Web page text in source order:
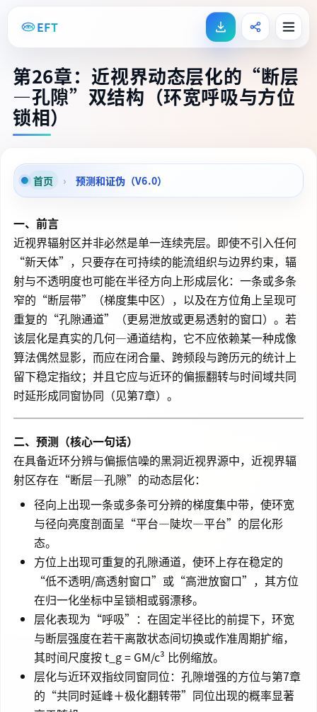
EFT
第26章：近视界动态层化的“断层
—孔隙”双结构（环宽呼吸与方位
锁相）
首页 › 预测和证伪（V6.0）
一、前言
近视界辐射区并非必然是单一连续壳层。即使不引入任何
“新天体”，只要存在可持续的能流组织与边界约束，辐
射与不透明度也可能在半径方向上形成层化：一条或多条
窄的“断层带”（梯度集中区），以及在方位角上呈现可
重复的“孔隙通道”（更易泄放或更易透射的窗口）。若
该层化是真实的几何—通道结构，它不应依赖某一种成像
算法偶然显影，而应在闭合量、跨频段与跨历元的统计上
留下稳定指纹；并且它应与近环的偏振翻转与时间域共同
时延形成同窗协同（见第7章）。
二、预测（核心一句话）
在具备近环分辨与偏振信噪的黑洞近视界源中，近视界辐
射区存在“断层—孔隙”的动态层化：
径向上出现一条或多条可分辨的梯度集中带，使环宽
与径向亮度剖面呈“平台—陡坎—平台”的层化形
态。
方位上出现可重复的孔隙通道，使环上存在稳定的
“低不透明/高透射窗口”或“高泄放窗口”，其方位
在归一化坐标中呈锁相或弱漂移。
层化表现为“呼吸”：在固定半径比的前提下，环宽
与断层强度在若干离散状态间切换或作准周期扩缩，
其时间尺度按 t_g = GM/c³ 比例缩放。
层化与近环双指纹同窗同位：孔隙增强的方位与第7章
的“共同时延峰＋极化翻转带”同位出现的概率显著